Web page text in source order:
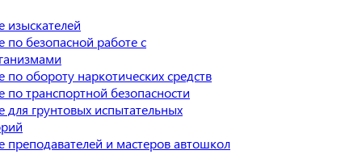
изыскателей
по безопасной работе с
по обороту наркотических средств
по транспортной безопасности
для грунтовых испытательных
преподавателей и мастеров автошкол